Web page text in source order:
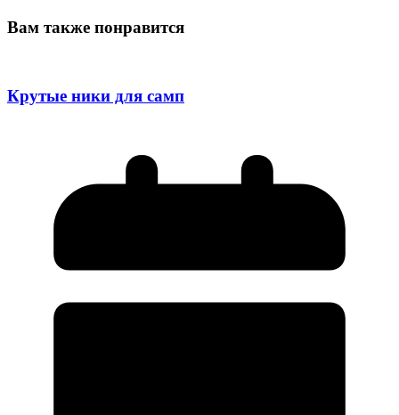
Вам также понравится
Крутые ники для самп